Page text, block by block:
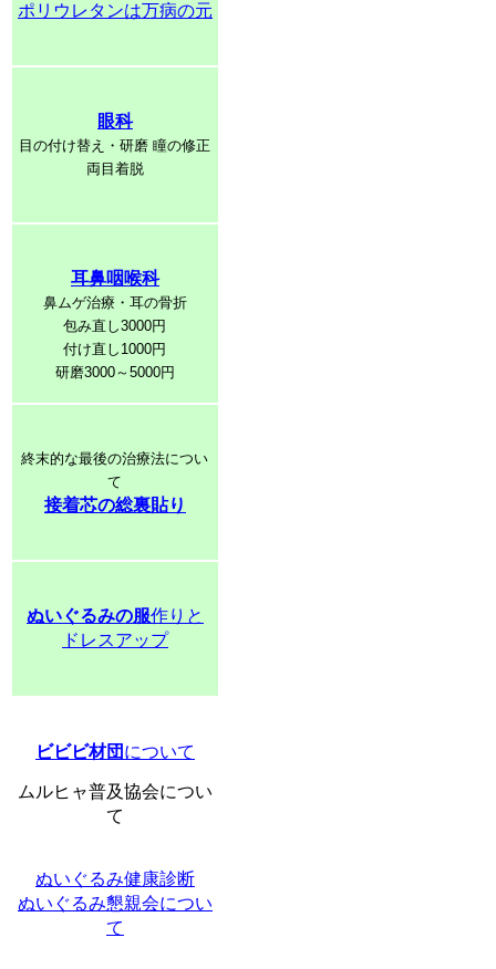
ポリウレタンは万病の元
眼科
目の付け替え・研磨 瞳の修正
両目着脱
耳鼻咽喉科
鼻ムゲ治療・耳の骨折
包み直し3000円
付け直し1000円
研磨3000～5000円
終末的な最後の治療法につい
て
接着芯の総裏貼り
ぬいぐるみの服作りと
ドレスアップ
ビビビ材団 について
ムルヒャ普及協会につい
て
ぬいぐるみ健康診断
ぬいぐるみ懇親会につい
て